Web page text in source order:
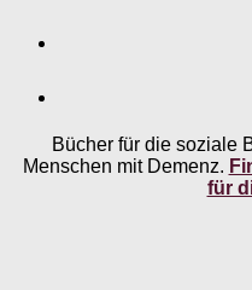
Bücher für die soziale
Menschen mit Demenz.
für